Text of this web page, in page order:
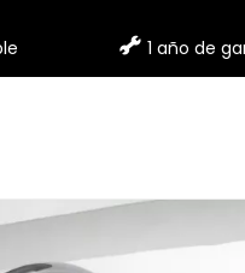
 1 año de